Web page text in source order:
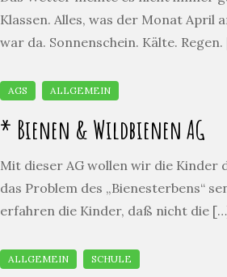
Klassen. Alles, was der Monat April
war da. Sonnenschein. Kälte.
* Bienen & Wildbienen AG
Mit dieser AG wollen wir die Kinder
das Problem des „Bienesterbens“
erfahren die Kinder, daß nicht die